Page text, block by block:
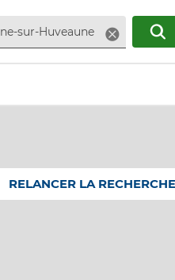
RELANCER LA RECHERCHE